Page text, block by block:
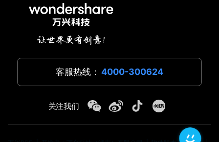
客服热线： 4000-300624
关注我们